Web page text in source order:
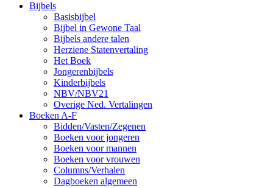
Bijbels
Basisbijbel
Bijbel in Gewone Taal
Bijbels andere talen
Herziene Statenvertaling
Het Boek
Jongerenbijbels
Kinderbijbels
NBV/NBV21
Overige Ned. Vertalingen
Boeken A-F
Bidden/Vasten/Zegenen
Boeken voor jongeren
Boeken voor mannen
Boeken voor vrouwen
Columns/Verhalen
Dagboeken algemeen